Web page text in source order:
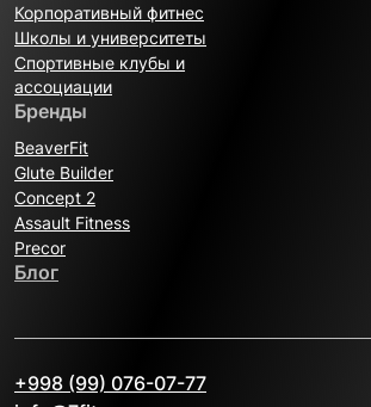
Корпоративный фитнес
Школы и университеты
Спортивные клубы и
ассоциации
Бренды
BeaverFit
Glute Builder
Concept 2
Assault Fitness
Precor
Блог
+998 (99) 076-07-77